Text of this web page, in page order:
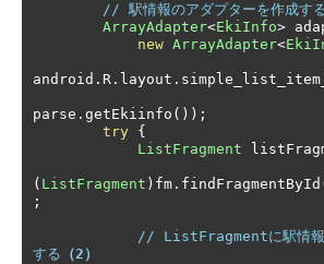
// 駅情報のアダプターを作成す
ArrayAdapter<EkiInfo>
new ArrayAdapter<
android . R . layout .
parse . getEkiinfo ());
try
{
ListFragment
( ListFragment ) fm . findFragmentById
;
// ListFragmentに駅情報
する （2）